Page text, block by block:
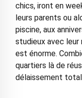
chics, iront en
leurs parents ou
piscine, aux
studieux avec leur
est énorme.
quartiers là de
délaissement